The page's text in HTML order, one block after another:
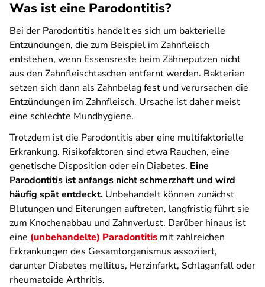
Was ist eine Parodontitis?
Bei der Parodontitis handelt es sich um bakterielle
Entzündungen, die zum Beispiel im Zahnfleisch
entstehen, wenn Essensreste beim Zähneputzen nicht
aus den Zahnfleischtaschen entfernt werden. Bakterien
setzen sich dann als Zahnbelag fest und verursachen die
Entzündungen im Zahnfleisch. Ursache ist daher meist
eine schlechte Mundhygiene.
Trotzdem ist die Parodontitis aber eine multifaktorielle
Erkrankung. Risikofaktoren sind etwa Rauchen, eine
genetische Disposition oder ein Diabetes. Eine
Parodontitis ist anfangs nicht schmerzhaft und wird
häufig spät entdeckt. Unbehandelt können zunächst
Blutungen und Eiterungen auftreten, langfristig führt sie
zum Knochenabbau und Zahnverlust. Darüber hinaus ist
eine (unbehandelte) Paradontitis mit zahlreichen
Erkrankungen des Gesamtorganismus assoziiert,
darunter Diabetes mellitus, Herzinfarkt, Schlaganfall oder
rheumatoide Arthritis.